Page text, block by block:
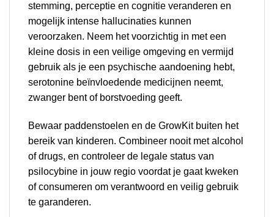
stemming, perceptie en cognitie veranderen en
mogelijk intense hallucinaties kunnen
veroorzaken. Neem het voorzichtig in met een
kleine dosis in een veilige omgeving en vermijd
gebruik als je een psychische aandoening hebt,
serotonine beïnvloedende medicijnen neemt,
zwanger bent of borstvoeding geeft.
Bewaar paddenstoelen en de GrowKit buiten het
bereik van kinderen. Combineer nooit met alcohol
of drugs, en controleer de legale status van
psilocybine in jouw regio voordat je gaat kweken
of consumeren om verantwoord en veilig gebruik
te garanderen.